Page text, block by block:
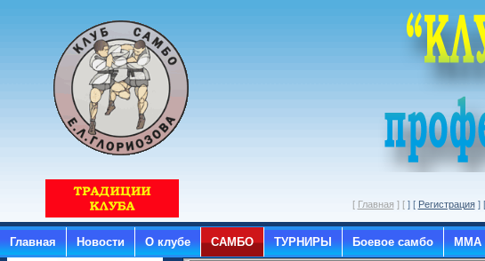
[ Главная ] [ ] [ Регистрация] [
Главная Новости О клубе САМБО ТУРНИРЫ Боевое самбо ММА